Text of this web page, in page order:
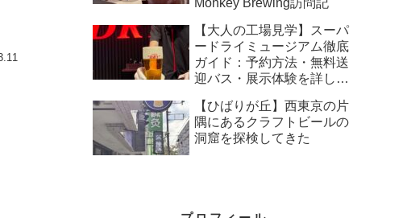
Monkey Brewing訪問記
【大人の工場見学】スーパ
ードライミュージアム徹底
ガイド：予約方法・無料送
迎バス・展示体験を詳しく
【ひばりが丘】西東京の片
隅にあるクラフトビールの
洞窟を探検してきた